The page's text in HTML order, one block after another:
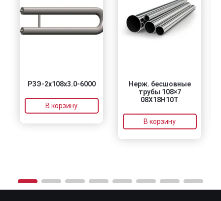
РЗЭ-2x108x3.0-6000
В корзину
Нерж. бесшовные
трубы 108×7
08Х18Н10Т
В корзину